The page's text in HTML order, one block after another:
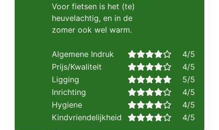
Voor fietsen is het (te)
heuvelachtig, en in de
zomer ook wel warm.
Algemene Indruk
4/5
Prijs/Kwaliteit
4/5
Ligging
5/5
Inrichting
4/5
Hygiene
4/5
Kindvriendelijkheid
4/5